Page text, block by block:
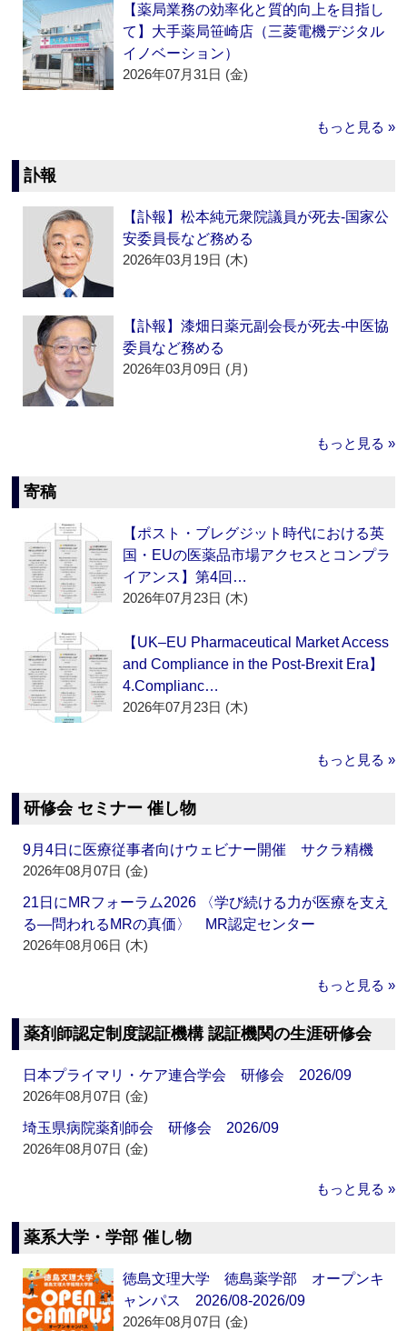
【薬局業務の効率化と質的向上を目指し
て】大手薬局笹崎店（三菱電機デジタル
イノベーション）
2026年07月31日 (金)
もっと見る »
訃報
【訃報】松本純元衆院議員が死去‐国家公
安委員長など務める
2026年03月19日 (木)
【訃報】漆畑日薬元副会長が死去‐中医協
委員など務める
2026年03月09日 (月)
もっと見る »
寄稿
【ポスト・ブレグジット時代における英
国・EUの医薬品市場アクセスとコンプラ
イアンス】第4回…
2026年07月23日 (木)
【UK–EU Pharmaceutical Market Access
and Compliance in the Post-Brexit Era】
4.Complianc…
2026年07月23日 (木)
もっと見る »
研修会 セミナー 催し物
9月4日に医療従事者向けウェビナー開催 サクラ精機
2026年08月07日 (金)
21日にMRフォーラム2026 〈学び続ける力が医療を支え
る―問われるMRの真価〉 MR認定センター
2026年08月06日 (木)
もっと見る »
薬剤師認定制度認証機構 認証機関の生涯研修会
日本プライマリ・ケア連合学会 研修会 2026/09
2026年08月07日 (金)
埼玉県病院薬剤師会 研修会 2026/09
2026年08月07日 (金)
もっと見る »
薬系大学・学部 催し物
徳島文理大学 徳島薬学部 オープンキ
ャンパス 2026/08-2026/09
2026年08月07日 (金)